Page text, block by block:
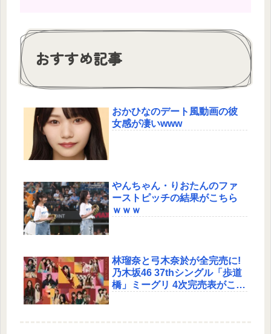
おすすめ記事
おかひなのデート風動画の彼
女感が凄いwww
やんちゃん・りおたんのファ
ーストピッチの結果がこちら
ｗｗｗ
林瑠奈と弓木奈於が全完売に!
乃木坂46 37thシングル「歩道
橋」ミーグリ 4次完売表がこち